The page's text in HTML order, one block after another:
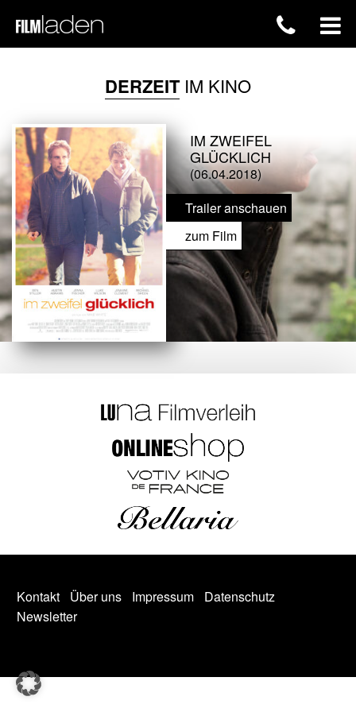
DERZEITIM KINO
IM ZWEIFEL
GLÜCKLICH
(06.04.2018)
Trailer anschauen
zum Film
Kontakt Über uns Impressum
Datenschutz
Newsletter